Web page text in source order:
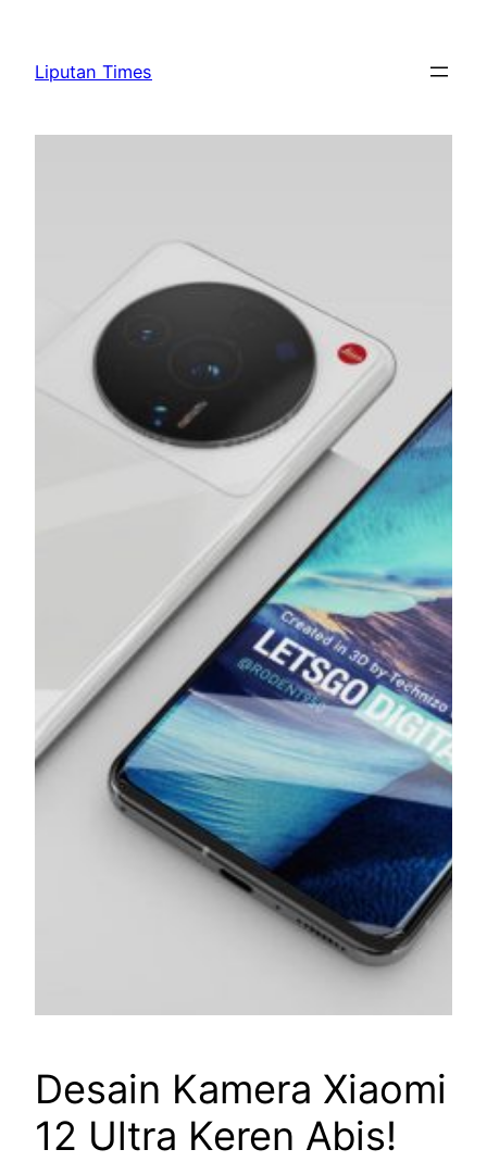
content
Liputan Times
Desain Kamera Xiaomi
12 Ultra Keren Abis!